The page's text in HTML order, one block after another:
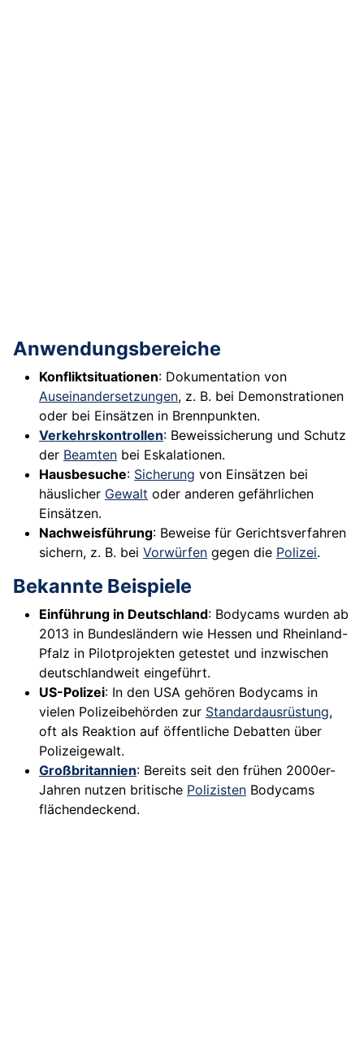
Anwendungsbereiche
Konfliktsituationen: Dokumentation von
Auseinandersetzungen, z. B. bei Demonstrationen
oder bei Einsätzen in Brennpunkten.
Verkehrskontrollen: Beweissicherung und Schutz
der Beamten bei Eskalationen.
Hausbesuche: Sicherung von Einsätzen bei
häuslicher Gewalt oder anderen gefährlichen
Einsätzen.
Nachweisführung: Beweise für Gerichtsverfahren
sichern, z. B. bei Vorwürfen gegen die Polizei.
Bekannte Beispiele
Einführung in Deutschland: Bodycams wurden ab
2013 in Bundesländern wie Hessen und Rheinland-
Pfalz in Pilotprojekten getestet und inzwischen
deutschlandweit eingeführt.
US-Polizei: In den USA gehören Bodycams in
vielen Polizeibehörden zur Standardausrüstung,
oft als Reaktion auf öffentliche Debatten über
Polizeigewalt.
Großbritannien: Bereits seit den frühen 2000er-
Jahren nutzen britische Polizisten Bodycams
flächendeckend.